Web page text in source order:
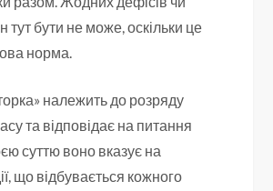
тут бути не може, оскільки це
норма.
належить до розряду
та відповідає на питання
суттю воно вказує на
що відбувається кожного